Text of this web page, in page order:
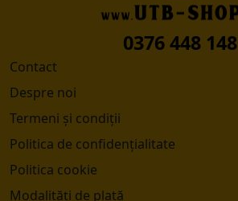
0376 448 148
Contact
Despre noi
Termeni și condiții
Politica de confidențialitate
Politica cookie
Modalități de plată